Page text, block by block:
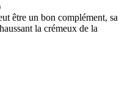
être un bon complément, sa
la crémeux de la